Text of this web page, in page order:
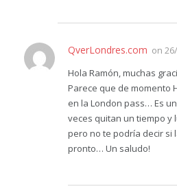
QverLondres.com on
Hola Ramón, muchas
Parece que de momento
en la London pass… Es
veces quitan un tiempo y
pero no te podría decir si
pronto… Un saludo!